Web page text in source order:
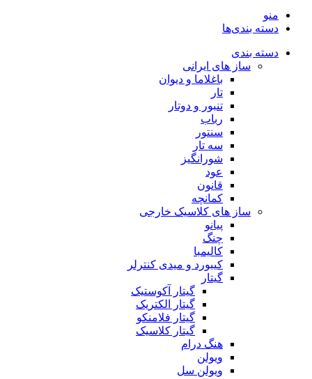
منو
دسته بندی‌ها
دسته بندی
ساز های ایرانی
باغلاما و دیوان
تار
تنبور و دوتار
رباب
سنتور
سه تار
شورانگیز
عود
قانون
کمانچه
ساز های کلاسیک خارجی
پیانو
چنگ
کالیمبا
کیبورد و میدی کنترلر
گیتار
گیتار آکوستیک
گیتار الکتریک
گیتار فلامنکو
گیتار کلاسیک
هنگ درام
ویولن
ویولن سل